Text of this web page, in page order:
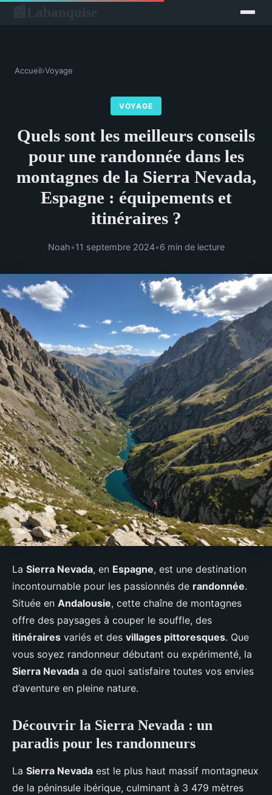
Accueil›Voyage
VOYAGE
Quels sont les meilleurs conseils
pour une randonnée dans les
montagnes de la Sierra Nevada,
Espagne : équipements et
itinéraires ?
Noah•11 septembre 2024•6 min de lecture
La Sierra Nevada, en Espagne, est une destination
incontournable pour les passionnés de randonnée.
Située en Andalousie, cette chaîne de montagnes
offre des paysages à couper le souffle, des
itinéraires variés et des villages pittoresques. Que
vous soyez randonneur débutant ou expérimenté, la
Sierra Nevada a de quoi satisfaire toutes vos envies
d’aventure en pleine nature.
Découvrir la Sierra Nevada : un
paradis pour les randonneurs
La Sierra Nevada est le plus haut massif montagneux
de la péninsule ibérique, culminant à 3 479 mètres